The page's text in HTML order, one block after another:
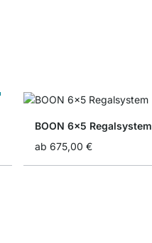
BOON 6x5 Regalsystem
ab 675,00 €